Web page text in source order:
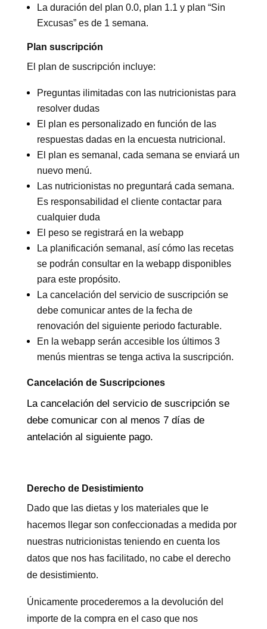
La duración del plan 0.0, plan 1.1 y plan “Sin
Excusas” es de 1 semana.
Plan suscripción
El plan de suscripción incluye:
Preguntas ilimitadas con las nutricionistas para
resolver dudas
El plan es personalizado en función de las
respuestas dadas en la encuesta nutricional.
El plan es semanal, cada semana se enviará un
nuevo menú.
Las nutricionistas no preguntará cada semana.
Es responsabilidad el cliente contactar para
cualquier duda
El peso se registrará en la webapp
La planificación semanal, así cómo las recetas
se podrán consultar en la webapp disponibles
para este propósito.
La cancelación del servicio de suscripción se
debe comunicar antes de la fecha de
renovación del siguiente periodo facturable.
En la webapp serán accesible los últimos 3
menús mientras se tenga activa la suscripción.
Cancelación de Suscripciones
La cancelación del servicio de suscripción se
debe comunicar con al menos 7 días de
antelación al siguiente pago.
Derecho de Desistimiento
Dado que las dietas y los materiales que le
hacemos llegar son confeccionadas a medida por
nuestras nutricionistas teniendo en cuenta los
datos que nos has facilitado, no cabe el derecho
de desistimiento.
Únicamente procederemos a la devolución del
importe de la compra en el caso que nos